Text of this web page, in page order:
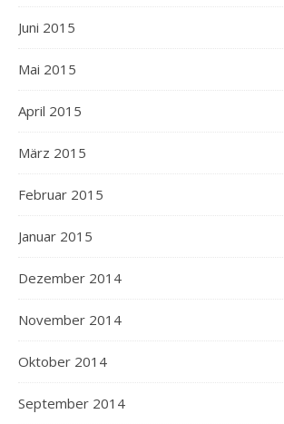
Juni 2015
Mai 2015
April 2015
März 2015
Februar 2015
Januar 2015
Dezember 2014
November 2014
Oktober 2014
September 2014